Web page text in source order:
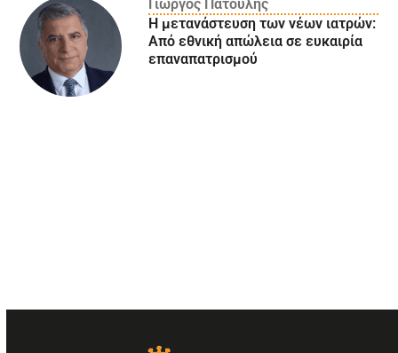
Γιώργος Πατούλης
Η μετανάστευση των νέων ιατρών:
Aπό εθνική απώλεια σε ευκαιρία
επαναπατρισμού